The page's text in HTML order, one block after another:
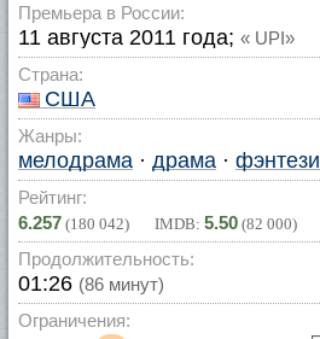
Премьера в России:
11 августа 2011 года; « UPI»
Страна:
США
Жанры:
мелодрама · драма · фэнтези
Рейтинг:
6.257 (180 042) IMDB: 5.50 (82 000)
Продолжительность:
01:26 (86 минут)
Ограничения: